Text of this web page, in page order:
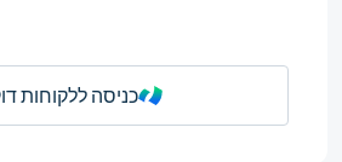
כניסה ללקוחות